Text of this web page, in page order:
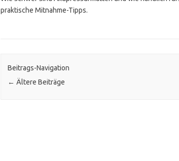
praktische Mitnahme-Tipps.
Beitrags-Navigation
← Ältere Beiträge